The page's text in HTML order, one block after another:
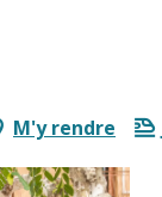
M'y rendre